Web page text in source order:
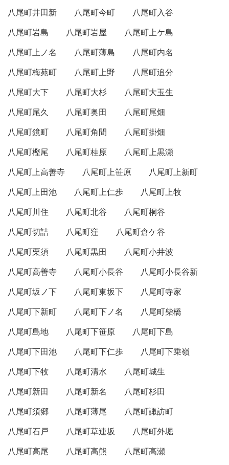
八尾町井田新
八尾町今町
八尾町入谷
八尾町岩島
八尾町岩屋
八尾町上ケ島
八尾町上ノ名
八尾町薄島
八尾町内名
八尾町梅苑町
八尾町上野
八尾町追分
八尾町大下
八尾町大杉
八尾町大玉生
八尾町尾久
八尾町奥田
八尾町尾畑
八尾町鏡町
八尾町角間
八尾町掛畑
八尾町樫尾
八尾町桂原
八尾町上黒瀬
八尾町上高善寺
八尾町上笹原
八尾町上新町
八尾町上田池
八尾町上仁歩
八尾町上牧
八尾町川住
八尾町北谷
八尾町桐谷
八尾町切詰
八尾町窪
八尾町倉ケ谷
八尾町栗須
八尾町黒田
八尾町小井波
八尾町高善寺
八尾町小長谷
八尾町小長谷新
八尾町坂ノ下
八尾町東坂下
八尾町寺家
八尾町下新町
八尾町下ノ名
八尾町柴橋
八尾町島地
八尾町下笹原
八尾町下島
八尾町下田池
八尾町下仁歩
八尾町下乗嶺
八尾町下牧
八尾町清水
八尾町城生
八尾町新田
八尾町新名
八尾町杉田
八尾町須郷
八尾町薄尾
八尾町諏訪町
八尾町石戸
八尾町草連坂
八尾町外堀
八尾町高尾
八尾町高熊
八尾町高瀬